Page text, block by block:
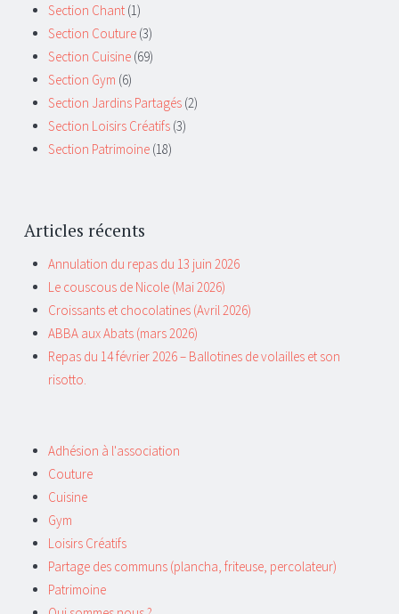
Section Chant (1)
Section Couture (3)
Section Cuisine (69)
Section Gym (6)
Section Jardins Partagés (2)
Section Loisirs Créatifs (3)
Section Patrimoine (18)
Articles récents
Annulation du repas du 13 juin 2026
Le couscous de Nicole (Mai 2026)
Croissants et chocolatines (Avril 2026)
ABBA aux Abats (mars 2026)
Repas du 14 février 2026 – Ballotines de volailles et son
risotto.
Adhésion à l'association
Couture
Cuisine
Gym
Loisirs Créatifs
Partage des communs (plancha, friteuse, percolateur)
Patrimoine